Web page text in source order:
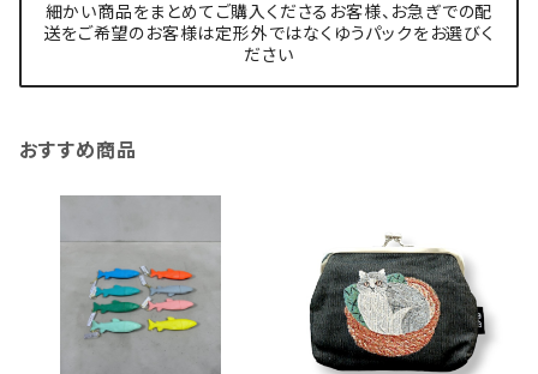
細かい商品をまとめてご購入くださるお客様、お急ぎでの配
送をご希望のお客様は定形外ではなくゆうパックをお選びく
ださい
おすすめ商品